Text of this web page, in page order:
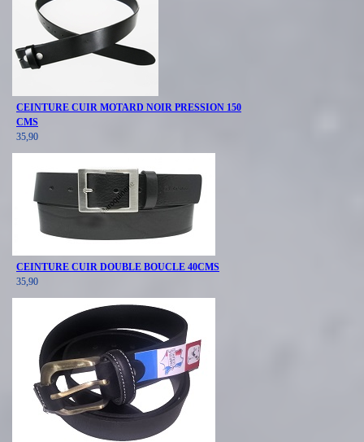
CEINTURE CUIR MOTARD NOIR PRESSION 150
CMS
35,90
CEINTURE CUIR DOUBLE BOUCLE 40CMS
35,90